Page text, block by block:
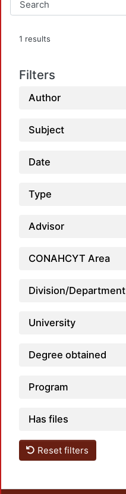
1 results
Filters
Author
Subject
Date
Type
Advisor
CONAHCYT Area
Division/Department
University
Degree obtained
Program
Has files
Reset filters